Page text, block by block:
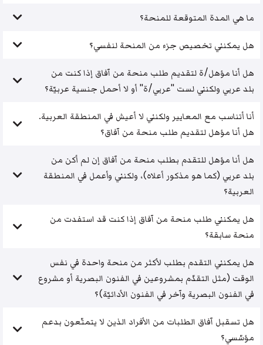
ما هي المدة المتوقعة للمنحة؟
هل يمكنني تخصيص جزء من المنحة لنفسي؟
هل أنا مؤهل/ة لتقديم طلب منحة من آفاق إذا كنت من
بلد عربي ولكنني لست "عربي/ة" أو لا أحمل جنسية عربيّة؟
أنا أتناسب مع المعايير ولكنني لا أعيش في المنطقة العربية.
هل أنا مؤهل لتقديم طلب منحة من آفاق؟
هل أنا مؤهل للتقدم بطلب منحة من آفاق إن لم أكن من
بلد عربي (كما هو مذكور أعلاه)، ولكنني وأعمل في المنطقة
العربية؟
هل يمكنني طلب منحة من آفاق إذا كنت قد استفدت من
منحة سابقة؟
هل يمكنني التقدم بطلب لأكثر من منحة واحدة في نفس
الوقت (مثل التقدّم بمشروعين في الفنون البصرية أو مشروع
في الفنون البصرية وآخر في الفنون الأدائيّة)؟
هل تسقبل آفاق الطلبات من الأفراد الذين لا يتمتّعون بدعم
مؤسّسي؟